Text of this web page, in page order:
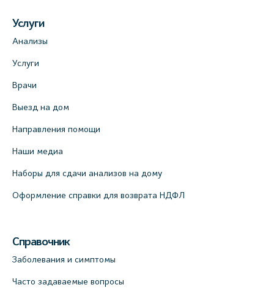
Услуги
Анализы
Услуги
Врачи
Выезд на дом
Направления помощи
Наши медиа
Наборы для сдачи анализов на дому
Оформление справки для возврата НДФЛ
Справочник
Заболевания и симптомы
Часто задаваемые вопросы